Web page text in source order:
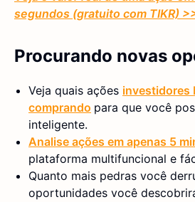
segundos (gratuito com TIKR)
Procurando novas
Veja quais ações investidores
comprando para que você
inteligente.
Analise ações em apenas 5
plataforma multifuncional e
Quanto mais pedras você
oportunidades você